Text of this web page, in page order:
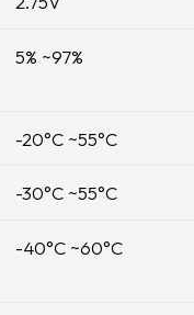
5% ~97%
-20°C ~55°C
-30°C ~55°C
-40°C ~60°C